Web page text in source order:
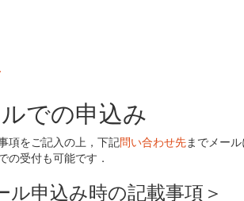
での申込み
項をご記入の上，下記問い合わせ先までメー
の受付も可能です．
ル申込み時の記載事項＞